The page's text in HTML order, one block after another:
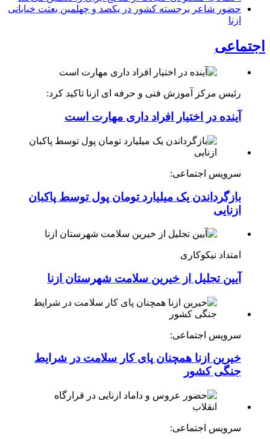
حضور شاعر برجسته کشور در یکصد و چهلمین بعثت خیابانی
ازنا
اجتماعی
رئیس مرکز آموزش فنی و حرفه ای ازنا تاکید کرد:
آینده در اختیار افراد داری مهارت است
سرویس اجتماعی:
بازگرداندن یک میلیارد تومان پول توسط پاکبان
ازنایی
امتداد نیکوکاری
آیین تجلیل از خیرین سلامت شهرستان ازنا
سرویس اجتماعی:
خیرین ازنا همچنان پای کار سلامت در شرایط
جنگی کشور
سرویس اجتماعی: